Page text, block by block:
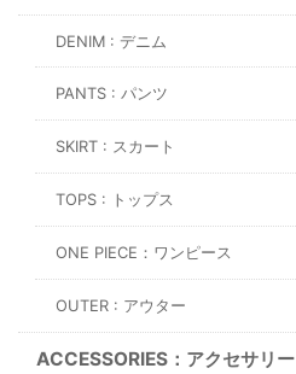
DENIM : デニム
PANTS : パンツ
SKIRT : スカート
TOPS : トップス
ONE PIECE：ワンピース
OUTER : アウター
ACCESSORIES：アクセサリー